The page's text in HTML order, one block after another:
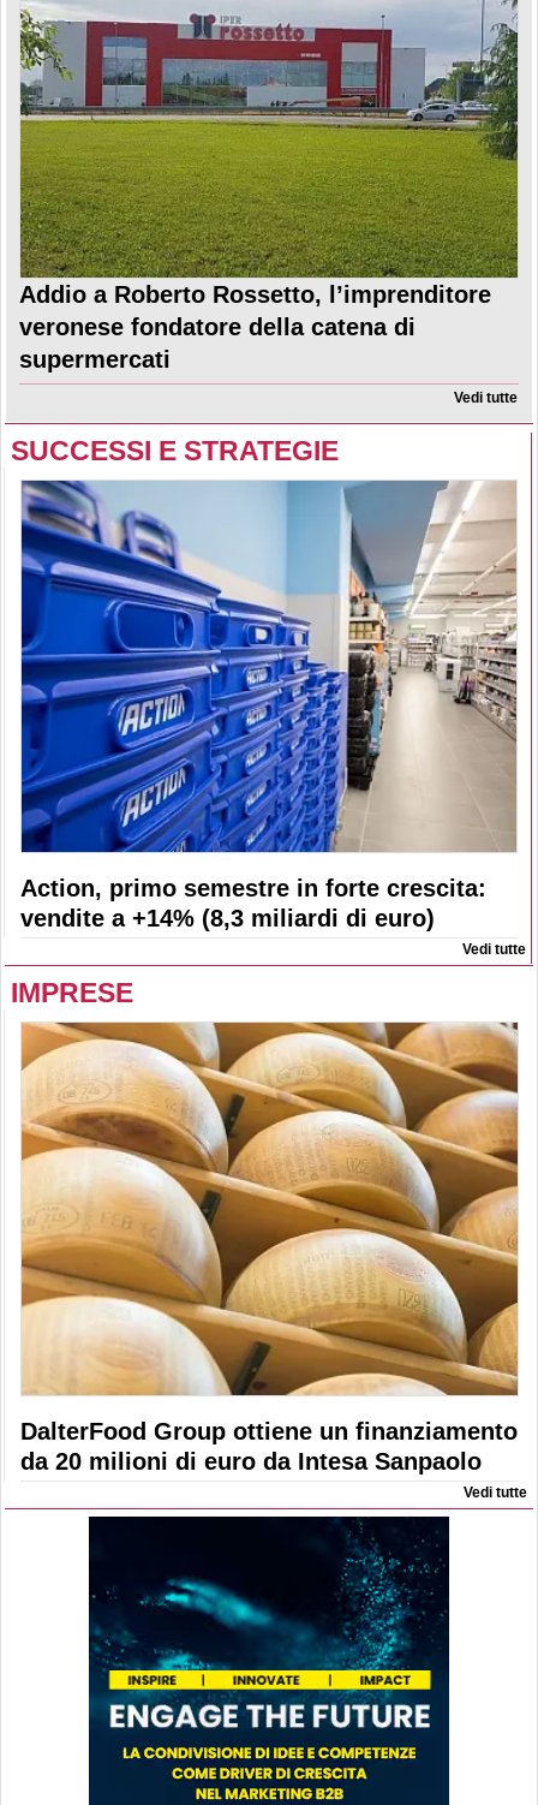
Addio a Roberto Rossetto, l’imprenditore
veronese fondatore della catena di
supermercati
Vedi tutte
SUCCESSI E STRATEGIE
Action, primo semestre in forte crescita:
vendite a +14% (8,3 miliardi di euro)
Vedi tutte
IMPRESE
DalterFood Group ottiene un finanziamento
da 20 milioni di euro da Intesa Sanpaolo
Vedi tutte